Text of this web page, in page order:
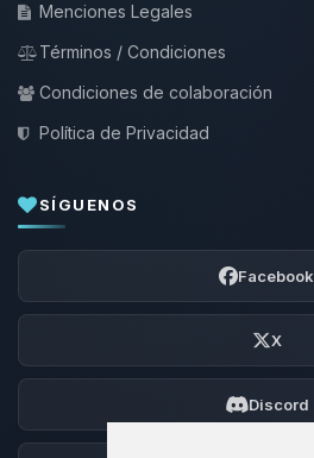
Menciones Legales
Términos / Condiciones
Condiciones de colaboración
Política de Privacidad
SÍGUENOS
Facebook
X
Discord